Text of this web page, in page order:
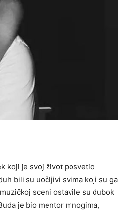
koji je svoj život posvetio
bili su uočljivi svima koji su ga
sceni ostavile su dubok
je bio mentor mnogima,